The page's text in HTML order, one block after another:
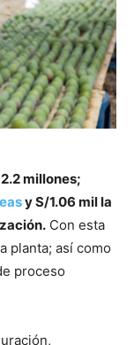
millones;
y S/1.06 mil la
Con esta
planta; así como
proceso